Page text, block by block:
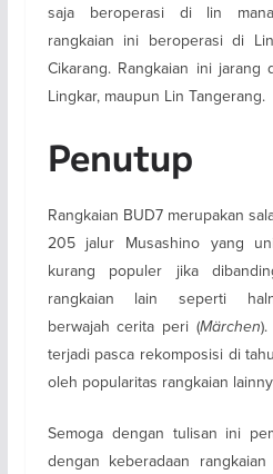
saja beroperasi di lin
rangkaian ini beroperasi di
Cikarang. Rangkaian ini
Lingkar, maupun Lin Tangerang.
Penutup
Rangkaian BUD7 merupakan
205 jalur Musashino yang
kurang populer jika
rangkaian lain seperti
berwajah cerita peri (Märchen
terjadi pasca rekomposisi di
oleh popularitas rangkaian
Semoga dengan tulisan ini
dengan keberadaan